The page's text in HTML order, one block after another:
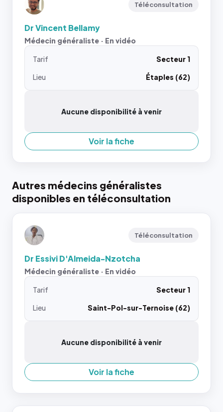
Téléconsultation
Dr Vincent Bellamy
Médecin généraliste · En vidéo
Tarif
Secteur 1
Lieu
Étaples (62)
Aucune disponibilité à venir
Voir la fiche
Autres médecins généralistes
disponibles en téléconsultation
Téléconsultation
Dr Essivi D'Almeida-Nzotcha
Médecin généraliste · En vidéo
Tarif
Secteur 1
Lieu
Saint-Pol-sur-Ternoise (62)
Aucune disponibilité à venir
Voir la fiche